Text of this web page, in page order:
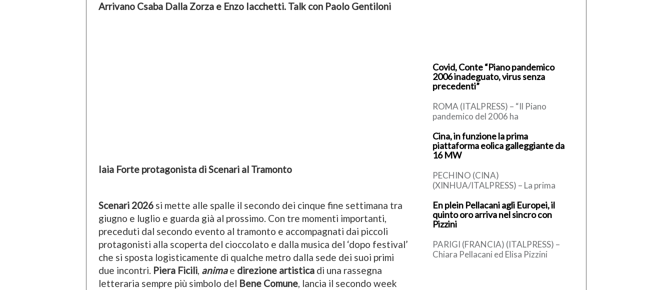
Arrivano Csaba Dalla Zorza e Enzo Iacchetti. Talk con Paolo Gentiloni
Iaia Forte protagonista di Scenari al Tramonto
Scenari 2026 si mette alle spalle il secondo dei cinque fine settimana tra
giugno e luglio e guarda già al prossimo. Con tre momenti importanti,
preceduti dal secondo evento al tramonto e accompagnati dai piccoli
protagonisti alla scoperta del cioccolato e dalla musica del ‘dopo festival’
che si sposta logisticamente di qualche metro dalla sede dei suoi primi
due incontri. Piera Ficili, animae direzione artistica di una rassegna
letteraria sempre più simbolo del Bene Comune, lancia il secondo week
Covid, Conte “Piano pandemico
2006 inadeguato, virus senza
precedenti”
ROMA (ITALPRESS) – “Il Piano
pandemico del 2006 ha
totalmente inadeguata, perchè ci
trovavamo dinanzi a un […]
Cina, in funzione la prima
piattaforma eolica galleggiante da
16 MW
PECHINO (CINA)
(XINHUA/ITALPRESS) – La prima
cinese da 16 megawatt, sviluppata
in modo indipendente e dotata di
[…]
En plein Pellacani agli Europei, il
quinto oro arriva nel sincro con
Pizzini
PARIGI (FRANCIA) (ITALPRESS) –
Chiara Pellacani ed Elisa Pizzini